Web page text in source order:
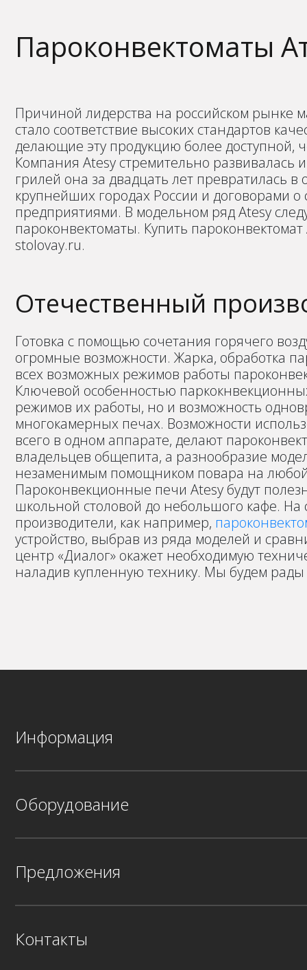
Пароконвектоматы
Причиной лидерства на российском рынке
стало соответствие высоких стандартов
делающие эту продукцию более доступной,
Компания Atesy стремительно
грилей она за двадцать лет превратилась
крупнейших городах России и договорами
предприятиями. В модельном ряд Atesy
пароконвектоматы. Купить
stolovay.ru.
Отечественный
Готовка с помощью сочетания горячего
огромные возможности. Жарка, обработка
всех возможных режимов работы
Ключевой особенностью
режимов их работы, но и возможность
многокамерных печах. Возможности
всего в одном аппарате, делают
владельцев общепита, а разнообразие
незаменимым помощником повара на
Пароконвекционные печи Atesy будут
школьной столовой до небольшого кафе.
производители, как например,
устройство, выбрав из ряда моделей и
центр «Диалог» окажет необходимую
наладив купленную технику. Мы будем рады
Информация
Оборудование
Предложения
Контакты